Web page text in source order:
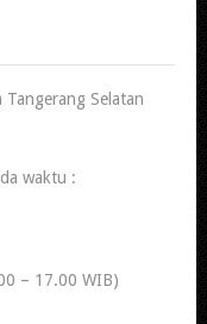
Selatan
waktu :
– 17.00 WIB)